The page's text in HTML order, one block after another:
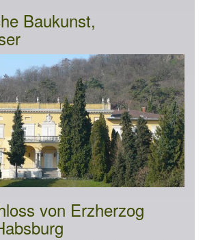
Baukunst,
von Erzherzog